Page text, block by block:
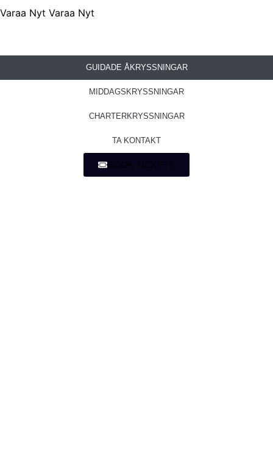
Varaa Nyt Varaa Nyt
GUIDADE ÅKRYSSNINGAR
MIDDAGSKRYSSNINGAR
CHARTERKRYSSNINGAR
TA KONTAKT
BOOK TICKETS